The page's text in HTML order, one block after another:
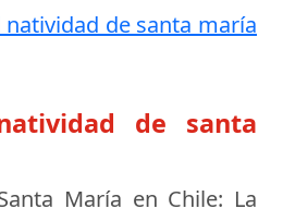
de santa maría
de santa
María en Chile: La